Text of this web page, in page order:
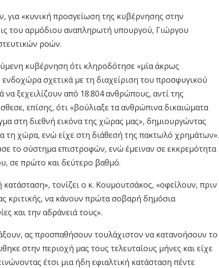
για «κυνική προσγείωση της κυβέρνησης στην
του αρμόδιου αναπληρωτή υπουργού, Γιώργου
ροών.
κυβέρνηση ότι κληροδότησε «μία άκρως
σχετικά με τη διαχείριση του προσφυγικού
να ξεχειλίζουν από 18.804 ανθρώπους, αντί της
επίσης, ότι «βούλιαξε τα ανθρώπινα δικαιώματα
στη διεθνή εικόνα της χώρας μας», δημιουργώντας
τη χώρα, ενώ είχε στη διάθεσή της πακτωλό χρημάτων».
το σύστημα επιστροφών, ενώ έμειναν σε εκκρεμότητα
σε πρώτο και δεύτερο βαθμό.
τονίζει ο κ. Κουμουτσάκος, «οφείλουν, πριν
κριτικής, να κάνουν πρώτα σοβαρή δημόσια
και την αδράνειά τους».
ας προσπαθήσουν τουλάχιστον να κατανοήσουν το
στην περιοχή μας τους τελευταίους μήνες και είχε
έτσι μια ήδη εφιαλτική κατάσταση πέντε